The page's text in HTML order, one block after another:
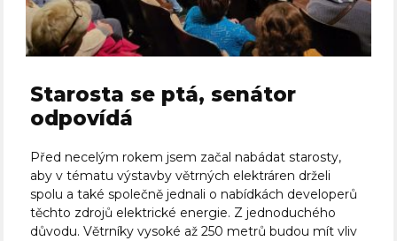
Starosta se ptá, senátor
odpovídá
Před necelým rokem jsem začal nabádat starosty,
aby v tématu výstavby větrných elektráren drželi
spolu a také společně jednali o nabídkách developerů
těchto zdrojů elektrické energie. Z jednoduchého
důvodu. Větrníky vysoké až 250 metrů budou mít vliv